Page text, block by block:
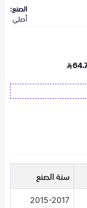
الصنع:
أصلي
سنة الصنع
2015-2017